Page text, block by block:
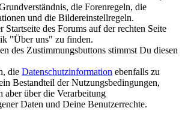
die Forenregeln, die
und die Bildereinstellregeln.
Startseite des Forums auf der rechten Seite
"Über uns" zu finden.
des Zustimmungsbuttons stimmst Du diesen
die Datenschutzinformation ebenfalls zu
Bestandteil der Nutzungsbedingungen,
über die Verarbeitung
Daten und Deine Benutzerrechte.